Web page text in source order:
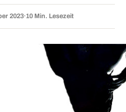
2023·10 Min. Lesezeit